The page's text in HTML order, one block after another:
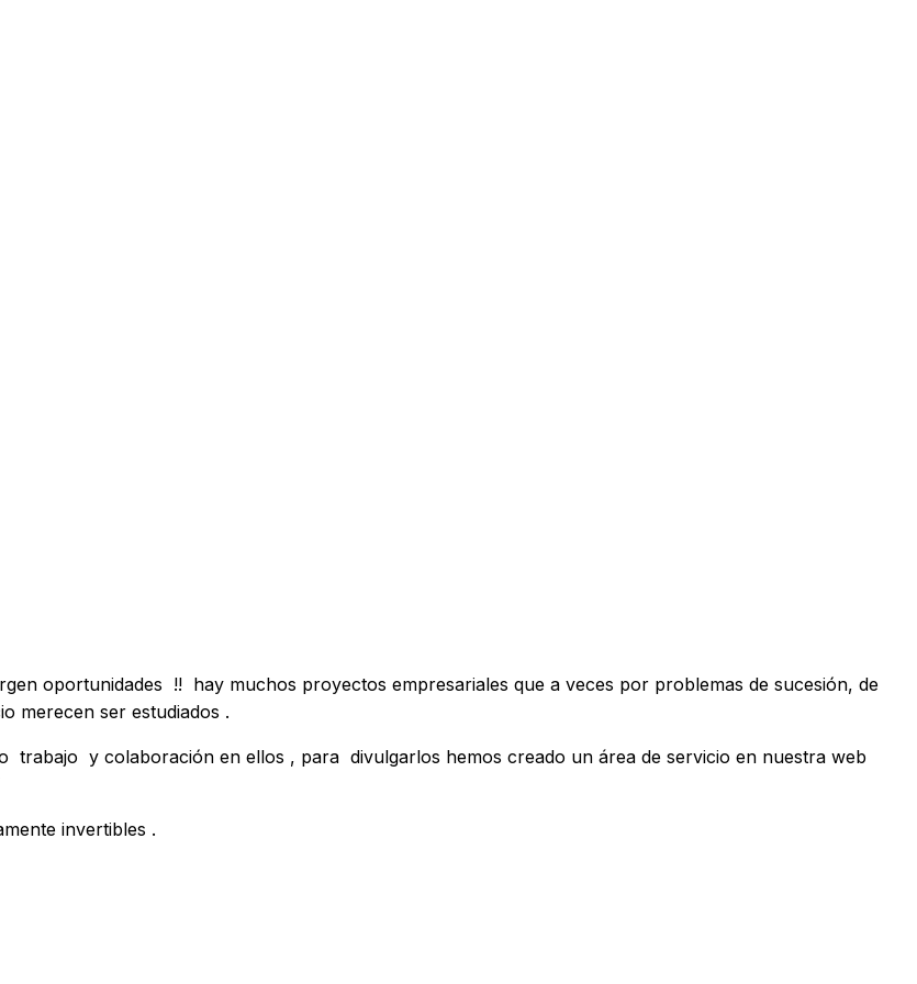
oportunidades !! hay muchos proyectos empresariales que a veces por problemas de sucesión, de
merecen ser estudiados .
y colaboración en ellos , para divulgarlos hemos creado un área de servicio en nuestra web
invertibles .